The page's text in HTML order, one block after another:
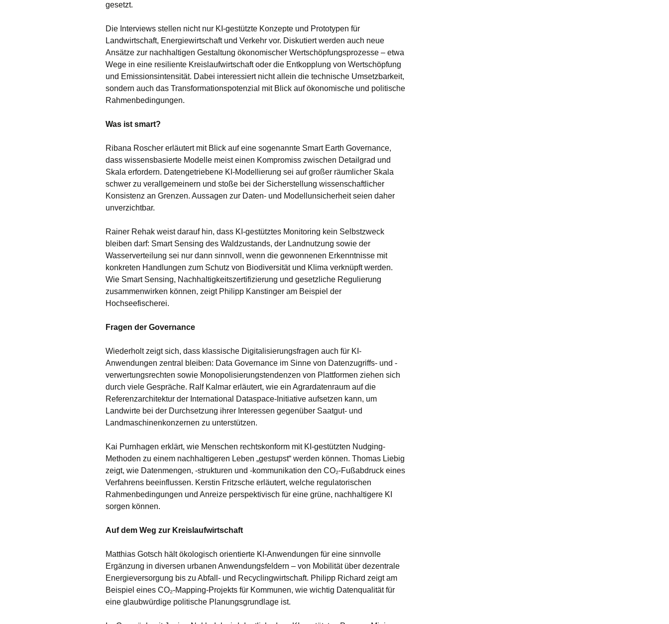
gesetzt.
Die Interviews stellen nicht nur KI-gestützte Konzepte und Prototypen für
Landwirtschaft, Energiewirtschaft und Verkehr vor. Diskutiert werden auch neue
Ansätze zur nachhaltigen Gestaltung ökonomischer Wertschöpfungsprozesse – etwa
Wege in eine resiliente Kreislaufwirtschaft oder die Entkopplung von Wertschöpfung
und Emissionsintensität. Dabei interessiert nicht allein die technische Umsetzbarkeit,
sondern auch das Transformationspotenzial mit Blick auf ökonomische und politische
Rahmenbedingungen.
Was ist smart?
Ribana Roscher erläutert mit Blick auf eine sogenannte Smart Earth Governance,
dass wissensbasierte Modelle meist einen Kompromiss zwischen Detailgrad und
Skala erfordern. Datengetriebene KI-Modellierung sei auf großer räumlicher Skala
schwer zu verallgemeinern und stoße bei der Sicherstellung wissenschaftlicher
Konsistenz an Grenzen. Aussagen zur Daten- und Modellunsicherheit seien daher
unverzichtbar.
Rainer Rehak weist darauf hin, dass KI-gestütztes Monitoring kein Selbstzweck
bleiben darf: Smart Sensing des Waldzustands, der Landnutzung sowie der
Wasserverteilung sei nur dann sinnvoll, wenn die gewonnenen Erkenntnisse mit
konkreten Handlungen zum Schutz von Biodiversität und Klima verknüpft werden.
Wie Smart Sensing, Nachhaltigkeitszertifizierung und gesetzliche Regulierung
zusammenwirken können, zeigt Philipp Kanstinger am Beispiel der
Hochseefischerei.
Fragen der Governance
Wiederholt zeigt sich, dass klassische Digitalisierungsfragen auch für KI-
Anwendungen zentral bleiben: Data Governance im Sinne von Datenzugriffs- und -
verwertungsrechten sowie Monopolisierungstendenzen von Plattformen ziehen sich
durch viele Gespräche. Ralf Kalmar erläutert, wie ein Agrardatenraum auf die
Referenzarchitektur der International Dataspace-Initiative aufsetzen kann, um
Landwirte bei der Durchsetzung ihrer Interessen gegenüber Saatgut- und
Landmaschinenkonzernen zu unterstützen.
Kai Purnhagen erklärt, wie Menschen rechtskonform mit KI-gestützten Nudging-
Methoden zu einem nachhaltigeren Leben „gestupst“ werden können. Thomas Liebig
zeigt, wie Datenmengen, -strukturen und -kommunikation den CO₂-Fußabdruck eines
Verfahrens beeinflussen. Kerstin Fritzsche erläutert, welche regulatorischen
Rahmenbedingungen und Anreize perspektivisch für eine grüne, nachhaltigere KI
sorgen können.
Auf dem Weg zur Kreislaufwirtschaft
Matthias Gotsch hält ökologisch orientierte KI-Anwendungen für eine sinnvolle
Ergänzung in diversen urbanen Anwendungsfeldern – von Mobilität über dezentrale
Energieversorgung bis zu Abfall- und Recyclingwirtschaft. Philipp Richard zeigt am
Beispiel eines CO₂-Mapping-Projekts für Kommunen, wie wichtig Datenqualität für
eine glaubwürdige politische Planungsgrundlage ist.